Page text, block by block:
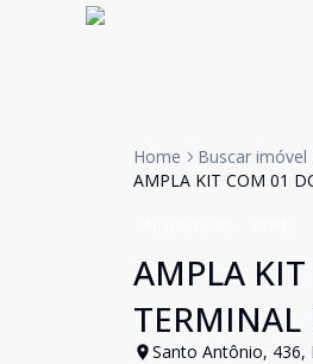
Home
Buscar imóvel
AMPLA KIT COM 01
AMPLA
TERMINAL
Santo Antônio, 436,